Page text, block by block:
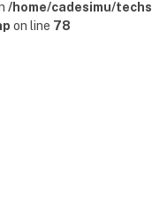
/home/cadesimu/
on line 78